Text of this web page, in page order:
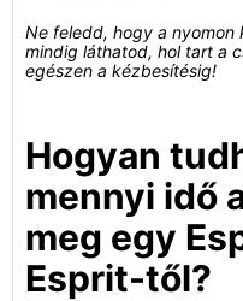
Ne feledd, hogy a nyomon
mindig láthatod, hol tart a
egészen a kézbesítésig!
Hogyan
mennyi idő
meg egy
Esprit-től?